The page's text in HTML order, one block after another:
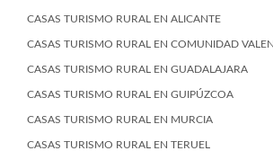
CASAS TURISMO RURAL EN ALICANTE
CASAS TURISMO RURAL EN COMUNIDAD
CASAS TURISMO RURAL EN GUADALAJARA
CASAS TURISMO RURAL EN GUIPÚZCOA
CASAS TURISMO RURAL EN MURCIA
CASAS TURISMO RURAL EN TERUEL